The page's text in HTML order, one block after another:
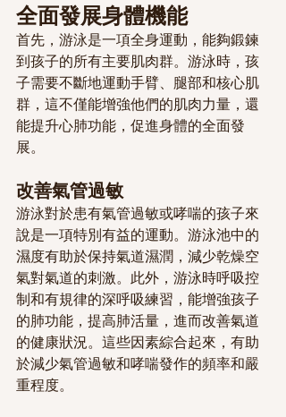
全面發展身體機能
首先，游泳是一項全身運動，能夠鍛鍊
到孩子的所有主要肌肉群。游泳時，孩
子需要不斷地運動手臂、腿部和核心肌
群，這不僅能增強他們的肌肉力量，還
能提升心肺功能，促進身體的全面發
展。
改善氣管過敏
游泳對於患有氣管過敏或哮喘的孩子來
說是一項特別有益的運動。游泳池中的
濕度有助於保持氣道濕潤，減少乾燥空
氣對氣道的刺激。此外，游泳時呼吸控
制和有規律的深呼吸練習，能增強孩子
的肺功能，提高肺活量，進而改善氣道
的健康狀況。這些因素綜合起來，有助
於減少氣管過敏和哮喘發作的頻率和嚴
重程度。